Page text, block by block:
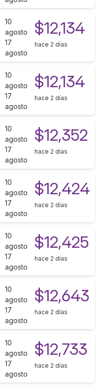
10
agosto
17
agosto
$12,134
hace 2 días
10
agosto
17
agosto
$12,134
hace 2 días
10
agosto
17
agosto
$12,352
hace 2 días
10
agosto
17
agosto
$12,424
hace 2 días
10
agosto
17
agosto
$12,425
hace 2 días
10
agosto
17
agosto
$12,643
hace 2 días
10
agosto
17
agosto
$12,733
hace 2 días